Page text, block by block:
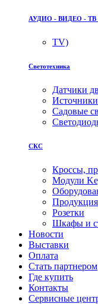
АУДИО - ВИДЕО - ТВ
TV)
Светотехника
Датчики
Источники
Садовые
СКС
Кроссы,
Модули
Розетки
Шкафы и
Новости
Выставки
Оплата
Стать партнером
Где купить
Контакты
Сервисные